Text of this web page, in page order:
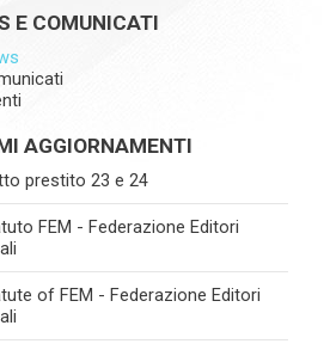
E COMUNICATI
AGGIORNAMENTI
prestito 23 e 24
FEM - Federazione Editori
of FEM - Federazione Editori